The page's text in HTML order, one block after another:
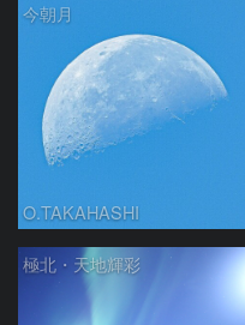
今朝月
O.TAKAHASHI
極北・天地輝彩